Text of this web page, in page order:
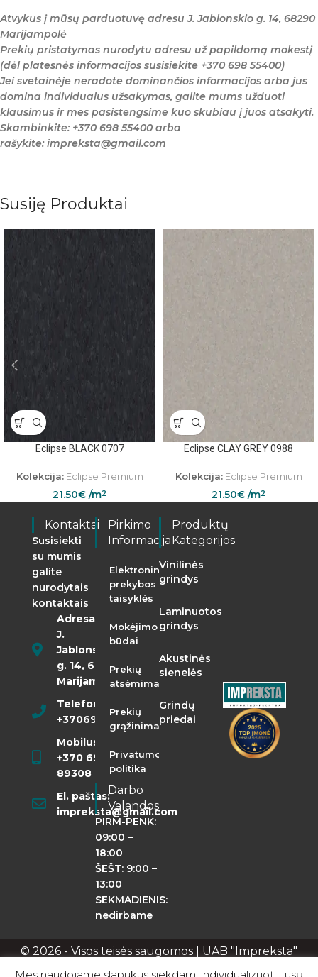
Atvykus į mūsų parduotuvę adresu J. Jablonskio g. 14, 68290
Marijampolė
Prekių pristatymas nurodytu adresu už papildomą mokestį
(dėl platesnės informacijos susisiekite +370 698 55400)
Jei svetainėje neradote dominančios informacijos arba jus
domina individualus užsakymas, galite mums užduoti
klausimus ir mes pasistengsime kuo skubiau į juos atsakyti.
Skambinkite: +370 698 55400 arba
rašykite: impreksta@gmail.com
Susiję Produktai
Eclipse BLACK 0707
Kolekcija:Eclipse Premium
21.50€ /m2
Eclipse CLAY GREY 0988
Kolekcija:Eclipse Premium
21.50€ /m2
Kontaktai
Susisiekti
su mumis
galite
nurodytais
kontaktais
Adresas:
J.
Jablonskio
g. 14, 68290
Marijampolė
Telefonas:
+37069855400
Mobilusis:
+370 698
89308
El. paštas:
impreksta@gmail.com
Pirkimo
Informacija
Elektroninės
prekybos
taisyklės
Mokėjimo
būdai
Prekių
atsėmimas
Prekių
grąžinimas
Privatumo
politika
Darbo
Valandos
PIRM-PENK:
09:00 –
18:00
ŠEŠT: 9:00 –
13:00
SEKMADIENIS:
nedirbame
Produktų
Kategorijos
Vinilinės
grindys
Laminuotos
grindys
Akustinės
sienelės
Grindų
priedai
© 2026 - Visos teisės saugomos | UAB "Impreksta"
Apie mus Kontaktai Privatumo politika